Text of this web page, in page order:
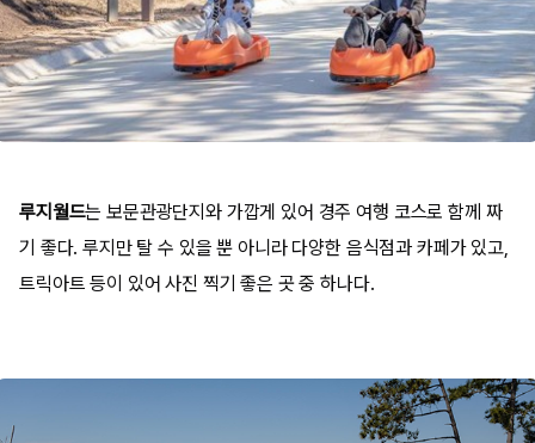
루지월드는 보문관광단지와 가깝게 있어 경주 여행 코스로 함께 짜
기 좋다. 루지만 탈 수 있을 뿐 아니라 다양한 음식점과 카페가 있고,
트릭아트 등이 있어 사진 찍기 좋은 곳 중 하나다.